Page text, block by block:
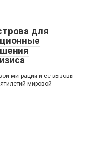
для
миграции и её вызовы
мировой